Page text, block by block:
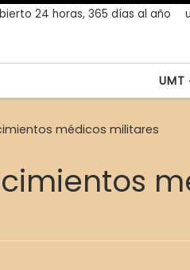
24 horas, 365 días al año
UMT
médicos militares